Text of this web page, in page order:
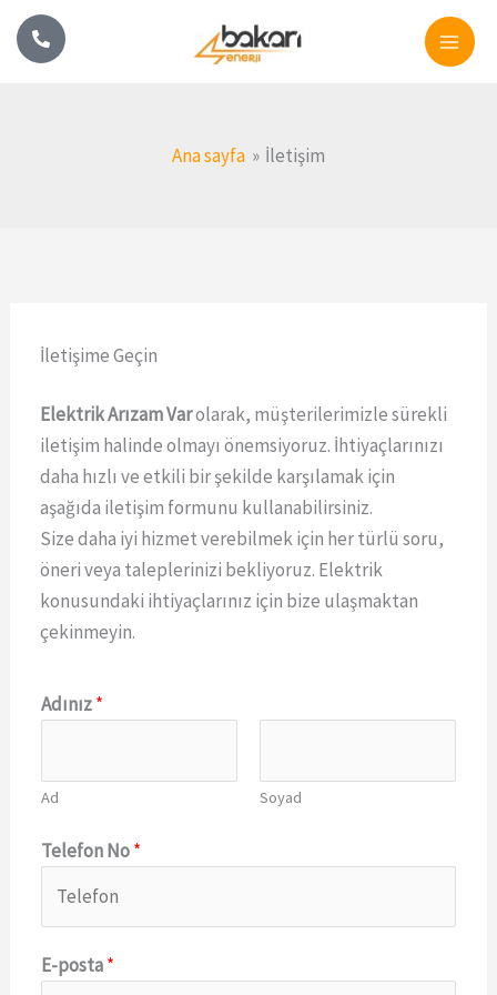
İçeriğe
atla
Ana sayfa İletişim
İletişime Geçin
Elektrik Arızam Varolarak, müşterilerimizle sürekli
iletişim halinde olmayı önemsiyoruz. İhtiyaçlarınızı
daha hızlı ve etkili bir şekilde karşılamak için
aşağıda iletişim formunu kullanabilirsiniz.
Size daha iyi hizmet verebilmek için her türlü soru,
öneri veya taleplerinizi bekliyoruz. Elektrik
konusundaki ihtiyaçlarınız için bize ulaşmaktan
çekinmeyin.
*
T
l
f
-
Adınız*
Ad Soyad
Telefon No*
E-posta*